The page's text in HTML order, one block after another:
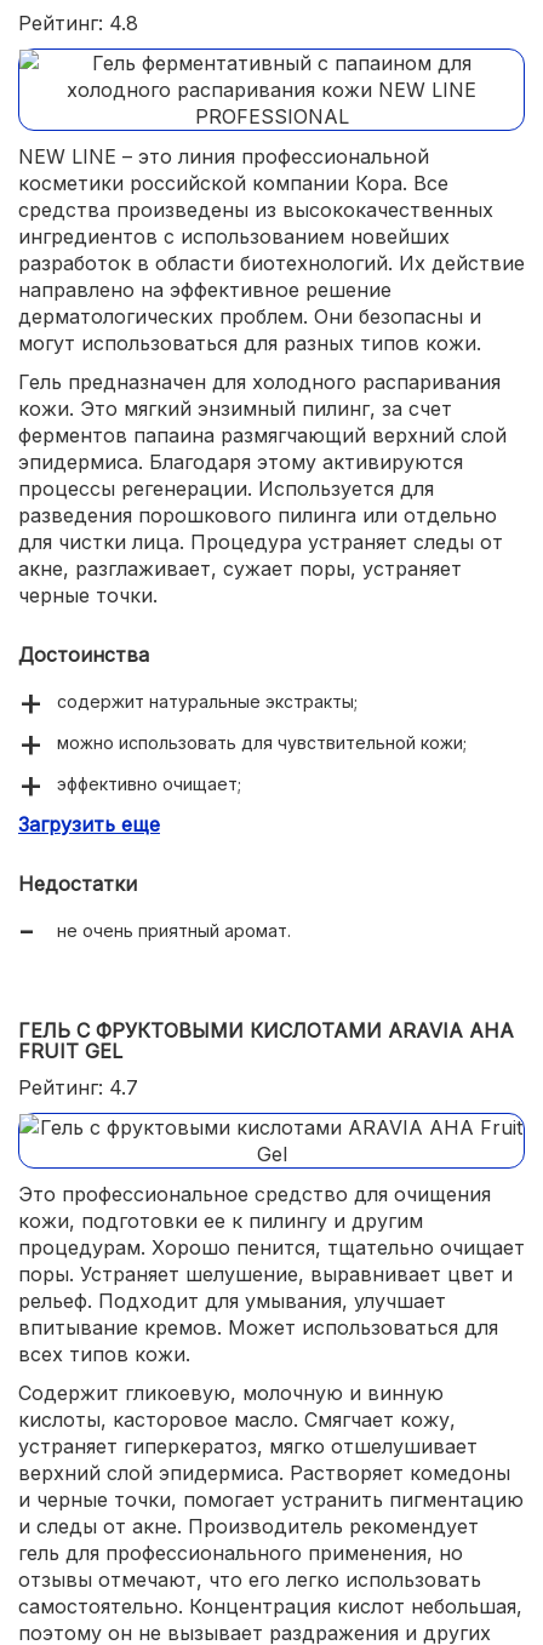
Рейтинг: 4.8
NEW LINE – это линия профессиональной
косметики российской компании Кора. Все
средства произведены из высококачественных
ингредиентов с использованием новейших
разработок в области биотехнологий. Их действие
направлено на эффективное решение
дерматологических проблем. Они безопасны и
могут использоваться для разных типов кожи.
Гель предназначен для холодного распаривания
кожи. Это мягкий энзимный пилинг, за счет
ферментов папаина размягчающий верхний слой
эпидермиса. Благодаря этому активируются
процессы регенерации. Используется для
разведения порошкового пилинга или отдельно
для чистки лица. Процедура устраняет следы от
акне, разглаживает, сужает поры, устраняет
черные точки.
Достоинства
содержит натуральные экстракты;
можно использовать для чувствительной кожи;
эффективно очищает;
легко смывается;
Загрузить еще
Недостатки
не очень приятный аромат.
ГЕЛЬ С ФРУКТОВЫМИ КИСЛОТАМИ ARAVIA AHA
FRUIT GEL
Рейтинг: 4.7
Это профессиональное средство для очищения
кожи, подготовки ее к пилингу и другим
процедурам. Хорошо пенится, тщательно очищает
поры. Устраняет шелушение, выравнивает цвет и
рельеф. Подходит для умывания, улучшает
впитывание кремов. Может использоваться для
всех типов кожи.
Содержит гликоевую, молочную и винную
кислоты, касторовое масло. Смягчает кожу,
устраняет гиперкератоз, мягко отшелушивает
верхний слой эпидермиса. Растворяет комедоны
и черные точки, помогает устранить пигментацию
и следы от акне. Производитель рекомендует
гель для профессионального применения, но
отзывы отмечают, что его легко использовать
самостоятельно. Концентрация кислот небольшая,
поэтому он не вызывает раздражения и других